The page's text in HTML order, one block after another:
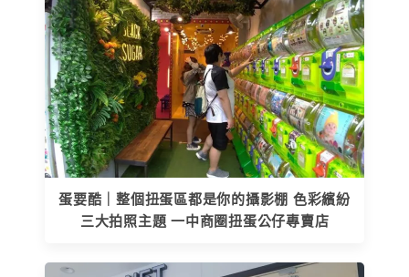
蛋要酷｜整個扭蛋區都是你的攝影棚 色彩繽紛
三大拍照主題 一中商圈扭蛋公仔專賣店